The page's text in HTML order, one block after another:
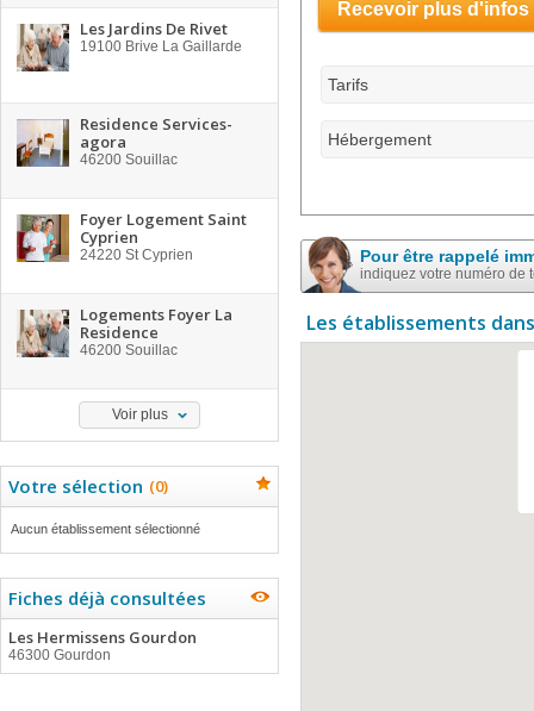
Les Jardins De Rivet
19100 Brive La Gaillarde
Residence Services-
agora
46200 Souillac
Foyer Logement Saint
Cyprien
24220 St Cyprien
Logements Foyer La
Residence
46200 Souillac
Voir plus
Votre sélection (0)
Aucun établissement sélectionné
Fiches déjà consultées
Les Hermissens Gourdon
46300 Gourdon
Recevoir plus d'infos
Tarifs
Hébergement
Pour être rappelé
indiquez votre numéro de
Les établissements